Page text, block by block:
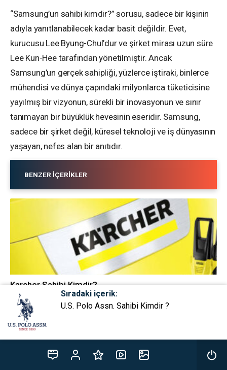
Sıradaki içerik:
U.S. Polo Assn. Sahibi Kimdir ?
“Samsung’un sahibi kimdir?” sorusu, sadece bir kişinin
adıyla yanıtlanabilecek kadar basit değildir. Evet,
kurucusu Lee Byung-Chul’dur ve şirket mirası uzun süre
Lee Kun-Hee tarafından yönetilmiştir. Ancak
Samsung’un gerçek sahipliği, yüzlerce iştiraki, binlerce
mühendisi ve dünya çapındaki milyonlarca tüketicisine
yayılmış bir vizyonun, sürekli bir inovasyonun ve sınır
tanımayan bir büyüklük hevesinin eseridir. Samsung,
sadece bir şirket değil, küresel teknoloji ve iş dünyasının
yaşayan, nefes alan bir anıtıdır.
BENZER İÇERIKLER
HIJYEN & TEMIZLIK
Karcher Sahibi Kimdir?